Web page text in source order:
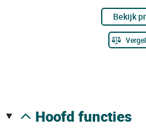
Bekijk
hoofd functies